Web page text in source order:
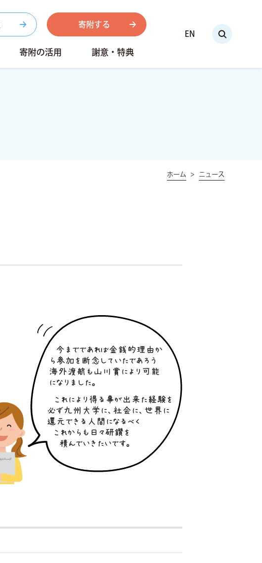
寄附する
寄附の活用 謝意・特典
EN
ホーム ニュース